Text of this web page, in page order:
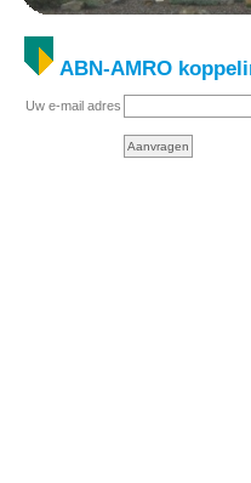
ABN-AMRO
Uw e-mail adres